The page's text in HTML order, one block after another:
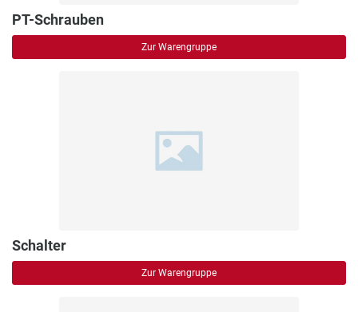
PT-Schrauben
Zur Warengruppe
Schalter
Zur Warengruppe